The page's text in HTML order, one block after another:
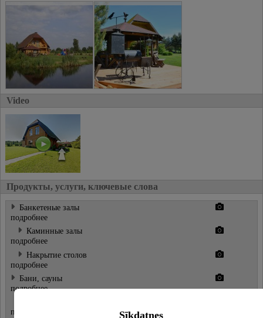
Video
Продукты, услуги, ключевые слова
Банкетeные залы
подробнее
Каминные залы
подробнее
Накрытие столов
подробнее
Бани, сауны
подробнее
подробнее
Sīkdatnes